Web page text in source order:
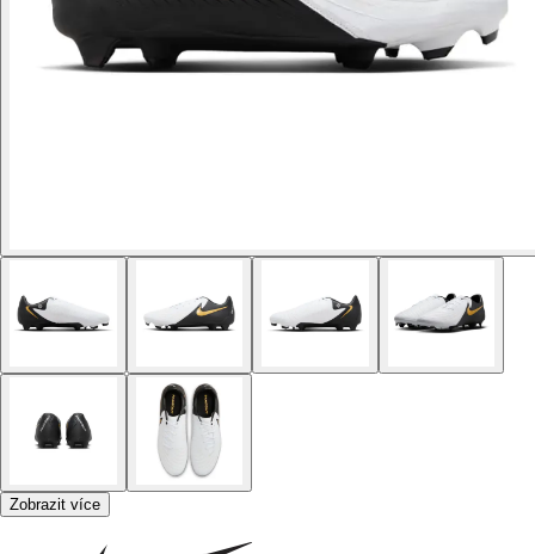
Zobrazit více